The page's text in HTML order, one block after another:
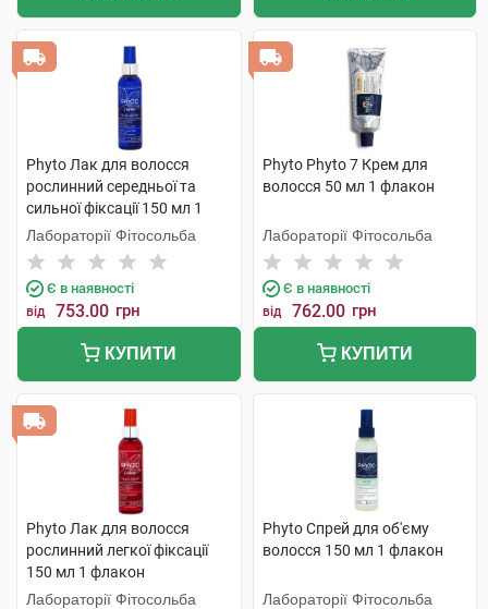
Phyto Лак для волосся
рослинний середньої та
сильної фіксації 150 мл 1
флакон
Лабораторії Фітосольба
Є в наявності
від 753.00 грн
КУПИТИ
Phyto Phyto 7 Крем для
волосся 50 мл 1 флакон
Лабораторії Фітосольба
Є в наявності
від 762.00 грн
КУПИТИ
Phyto Лак для волосся
рослинний легкої фіксації
150 мл 1 флакон
Лабораторії Фітосольба
Phyto Спрей для об'єму
волосся 150 мл 1 флакон
Лабораторії Фітосольба